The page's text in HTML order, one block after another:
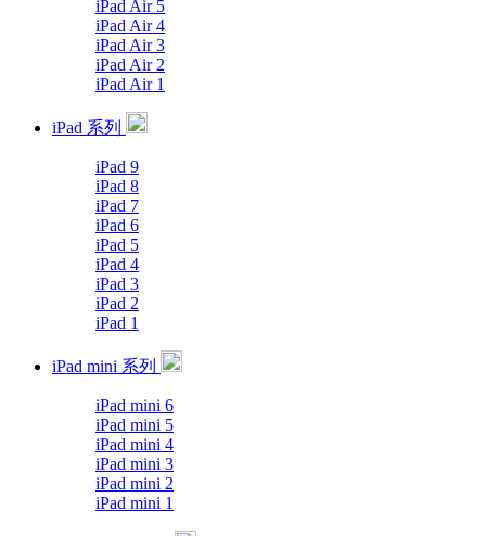
iPad Air 5
iPad Air 4
iPad Air 3
iPad Air 2
iPad Air 1
iPad 系列
iPad 9
iPad 8
iPad 7
iPad 6
iPad 5
iPad 4
iPad 3
iPad 2
iPad 1
iPad mini 系列
iPad mini 6
iPad mini 5
iPad mini 4
iPad mini 3
iPad mini 2
iPad mini 1